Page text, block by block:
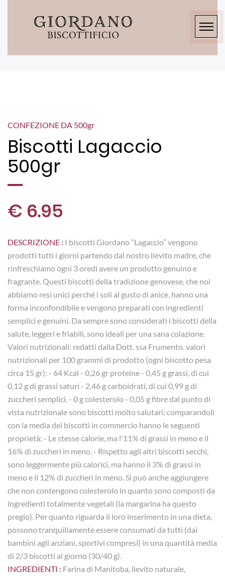
CONFEZIONE DA 500gr
Biscotti Lagaccio
500gr
€ 6.95
DESCRIZIONE : I biscotti Giordano “Lagaccio” vengono
prodotti tutti i giorni partendo dal nostro lievito madre, che
rinfreschiamo ogni 3 oredi avere un prodotto genuino e
fragrante. Questi biscotti della tradizione genovese, che noi
abbiamo resi unici perché i soli al gusto di anice, hanno una
forma inconfondibile e vengono preparati con ingredienti
semplici e genuini. Da sempre sono considerati i biscotti della
salute, leggeri e friabili, sono ideali per una sana colazione.
Valori nutrizionali: redatti dalla Dott. ssa Frumento. valori
nutrizionali per 100 grammi di prodotto (ogni biscotto pesa
circa 15 gr): - 64 Kcal - 0,26 gr proteine - 0,45 g grassi, di cui
0,12 g di grassi saturi - 2,46 g carboidrati, di cui 0,99 g di
zuccheri semplici. - 0 g colesterolo - 0,05 g fibre dal punto di
vista nutrizionale sono biscotti molto salutari; comparandoli
con la media dei biscotti in commercio hanno le seguenti
proprietà: - Le stesse calorie, ma l'11% di grassi in meno e il
16% di zuccheri in meno. - Rispetto agli altri biscotti secchi,
sono leggermente più calorici, ma hanno il 3% di grassi in
meno e il 12% di zuccheri in meno. Si può anche aggiungere
che non contengono colesterolo in quanto sono composti da
ingredienti totalmente vegetali (la margarina ha questo
pregio). Per quanto riguarda il loro inserimento in una dieta,
possono tranquillamente essere consumati da tutti (dai
bambini agli anziani, sportivi compresi) in una quantità media
di 2/3 biscotti al giorno (30/40 g).
INGREDIENTI : Farina di Manitoba, lievito naturale,